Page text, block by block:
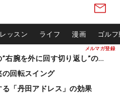
メルマガ登録
レッスン ライフ 漫画 ゴル
フリートウッドの”右腕を外に回す切り返し”の秘密
の回転スイング
「丹田アドレス」の効果